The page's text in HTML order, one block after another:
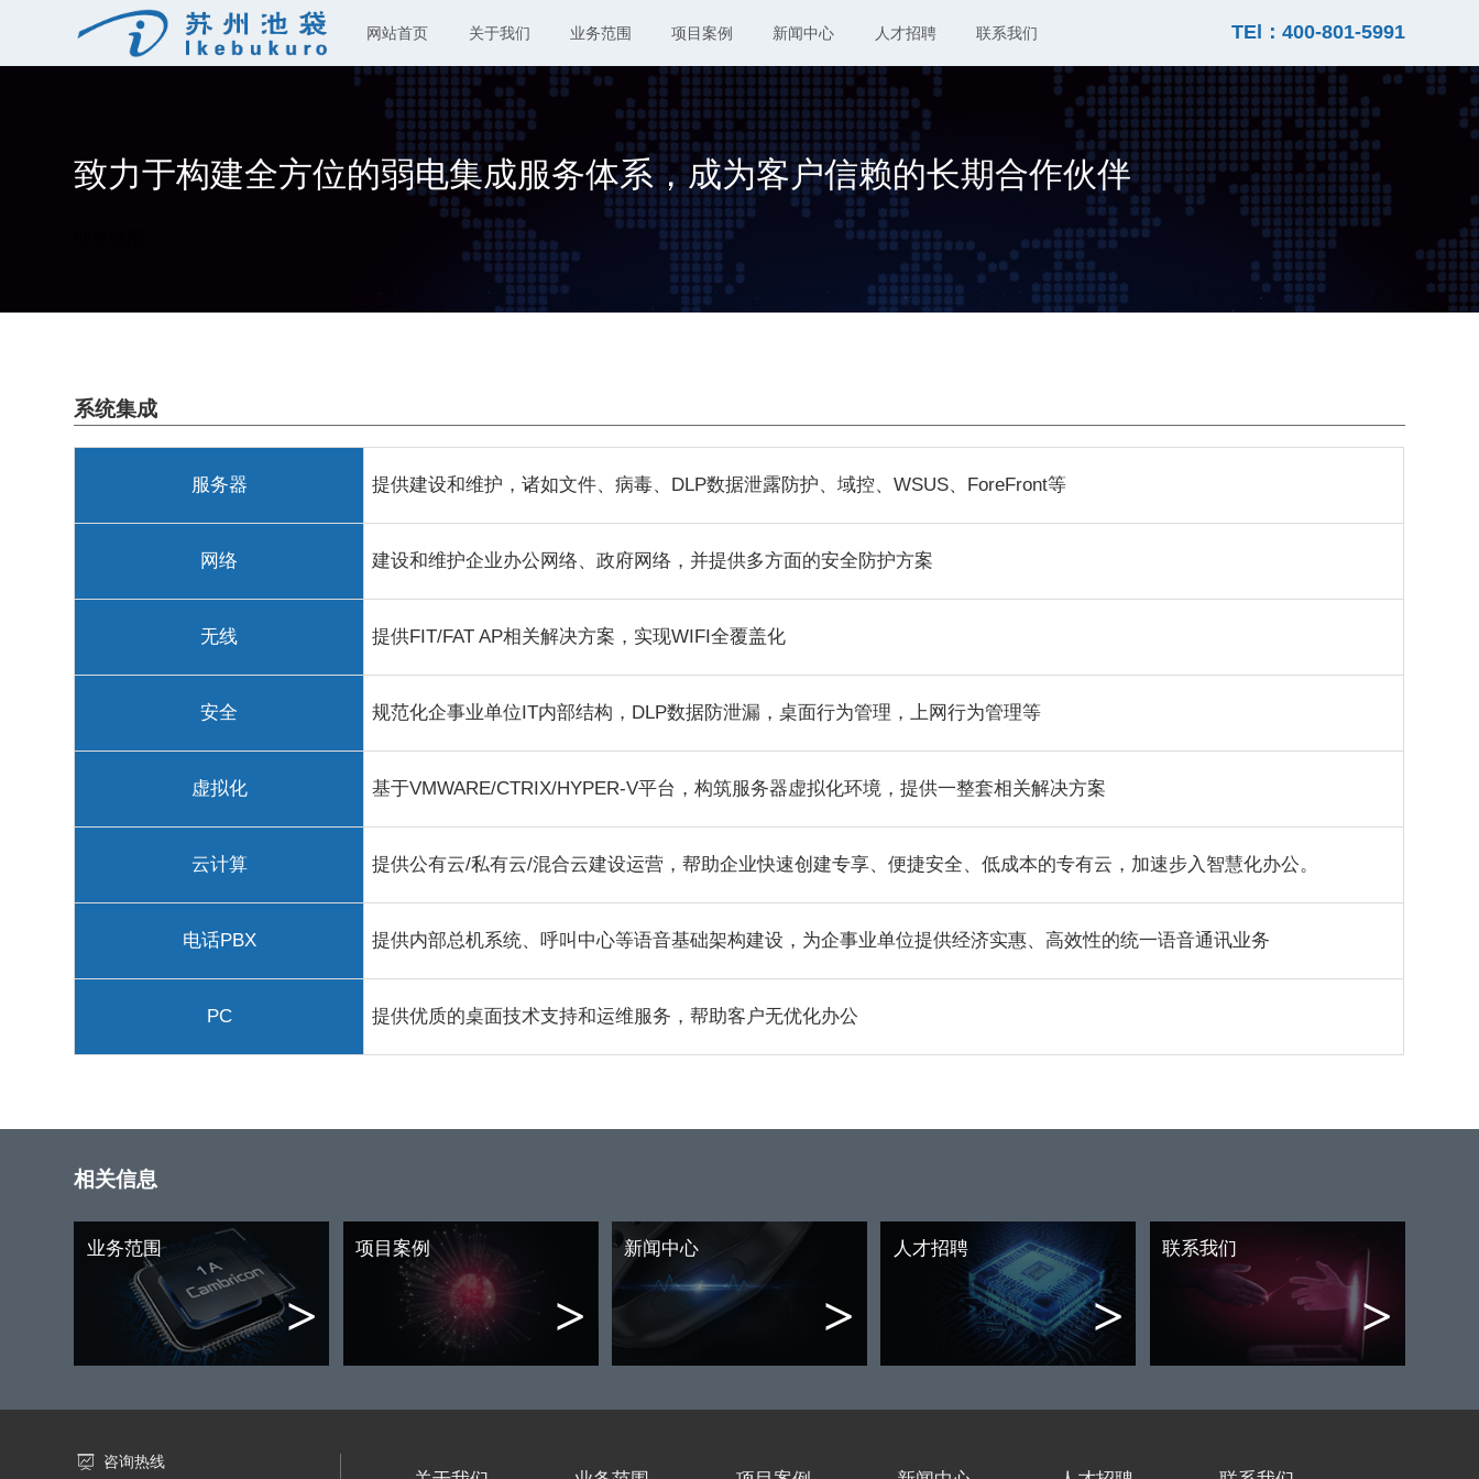
网站首页 关于我们 业务范围 项目案例 新闻中心 人才招聘 联系我们 TEl：400-801-5991
致力于构建全方位的弱电集成服务体系，成为客户信赖的长期合作伙伴
系统集成
服务器 提供建设和维护，诸如文件、病毒、DLP数据泄露防护、域控、WSUS、ForeFront等
网络 建设和维护企业办公网络、政府网络，并提供多方面的安全防护方案
无线 提供FIT/FAT AP相关解决方案，实现WIFI全覆盖化
安全 规范化企事业单位IT内部结构，DLP数据防泄漏，桌面行为管理，上网行为管理等
虚拟化 基于VMWARE/CTRIX/HYPER-V平台，构筑服务器虚拟化环境，提供一整套相关解决方案
云计算 提供公有云/私有云/混合云建设运营，帮助企业快速创建专享、便捷安全、低成本的专有云，加速步入智慧化办公。
电话PBX 提供内部总机系统、呼叫中心等语音基础架构建设，为企事业单位提供经济实惠、高效性的统一语音通讯业务
PC 提供优质的桌面技术支持和运维服务，帮助客户无优化办公
相关信息
业务范围
>
项目案例
>
新闻中心
>
人才招聘
>
联系我们
>
咨询热线